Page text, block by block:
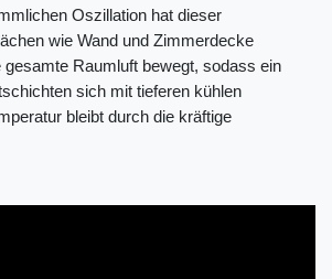
Oszillation hat dieser
wie Wand und Zimmerdecke
Raumluft bewegt, sodass ein
sich mit tieferen kühlen
bleibt durch die kräftige